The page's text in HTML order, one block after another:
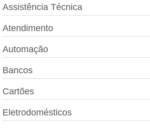
Assistência Técnica
Atendimento
Automação
Bancos
Cartões
Eletrodomésticos